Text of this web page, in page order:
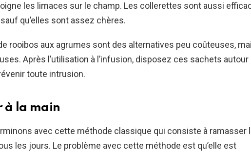
les limaces sur le champ. Les collerettes sont aussi
qu’elles sont assez chères.
rooibos aux agrumes sont des alternatives peu coûteuses,
Après l’utilisation à l’infusion, disposez ces sachets autour
toute intrusion.
à la main
avec cette méthode classique qui consiste à ramasser
les jours. Le problème avec cette méthode est qu’elle est